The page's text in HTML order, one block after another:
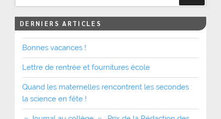
DERNIERS ARTICLES
Bonnes vacances !
Lettre de rentrée et fournitures école
Quand les maternelles rencontrent les secondes :
la science en fête !